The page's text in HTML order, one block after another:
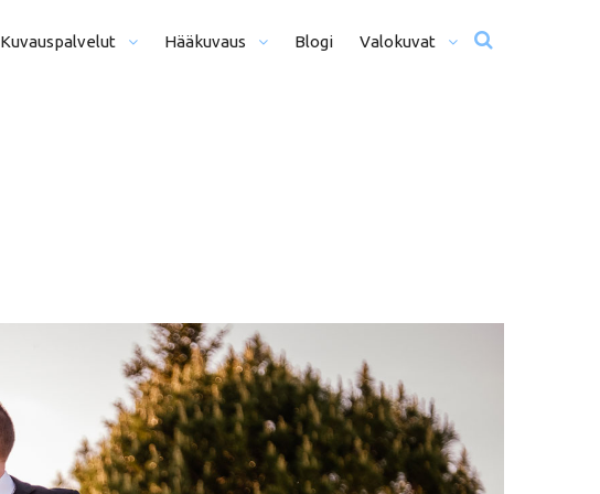
Kuvauspalvelut Hääkuvaus
Vihkiminen + Miljöömuotokuvaus
Blogi Valokuvat